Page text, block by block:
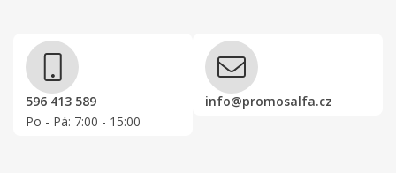
596 413 589
Po - Pá: 7:00 - 15:00
info@promosalfa.cz